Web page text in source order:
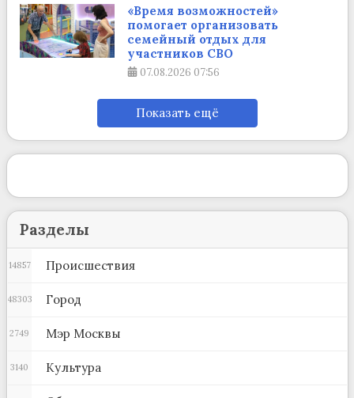
«Время возможностей»
помогает организовать
семейный отдых для
участников СВО
07.08.2026 07:56
Показать ещё
Разделы
Происшествия
14857
Город
48303
Мэр Москвы
2749
Культура
3140